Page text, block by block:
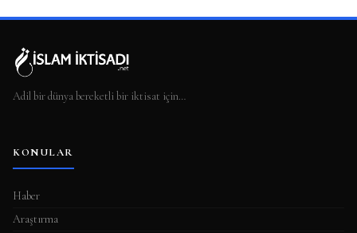
Adil bir dünya bereketli bir iktisat için…
KONULAR
Haber
Araştırma